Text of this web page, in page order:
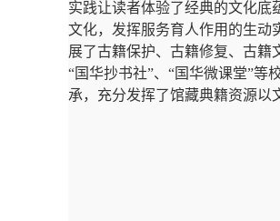
实践让读者体验了经典的文化底
文化，发挥服务育人作用的生动
展了古籍保护、古籍修复、古籍
“国华抄书社”、“国华微课堂”
承，充分发挥了馆藏典籍资源以